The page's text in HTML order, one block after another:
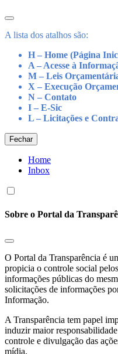
A lista dos atalhos são:
H – Home (Página
A – Acesse à
M – Leis
X – Execução
N – Contato
I – E-Sic
L – Licitações e
Fechar
Home
Inbox
Sobre o Portal da
O Portal da Transparência é
propicia o controle social
informações públicas do
solicitações de informações
Informação.
A Transparência tem papel
induzir maior
controle e divulgação das
mídia.